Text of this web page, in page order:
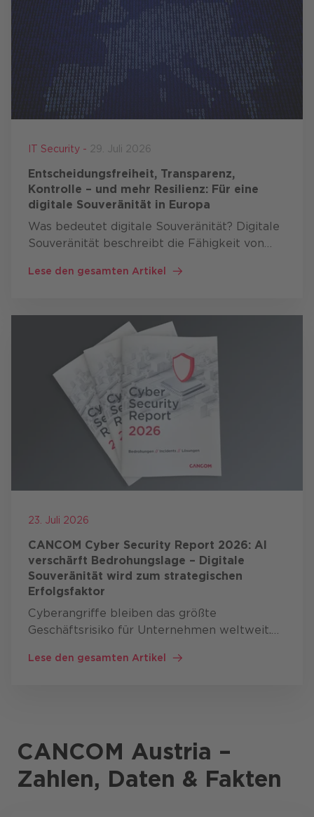
IT Security - 29. Juli 2026
Entscheidungsfreiheit, Transparenz,
Kontrolle – und mehr Resilienz: Für eine
digitale Souveränität in Europa
Was bedeutet digitale Souveränität? Digitale
Souveränität beschreibt die Fähigkeit von
kritische digitale Technologien selbst
Lese den gesamten Artikel
23. Juli 2026
CANCOM Cyber Security Report 2026: AI
verschärft Bedrohungslage – Digitale
Souveränität wird zum strategischen
Erfolgsfaktor
Cyberangriffe bleiben das größte
Geschäftsrisiko für Unternehmen weltweit.
(AI, Künstliche Intelligenz, KI), geopolitische
Lese den gesamten Artikel
CANCOM Austria –
Zahlen, Daten & Fakten